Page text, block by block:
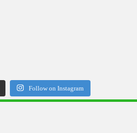
Follow on Instagram